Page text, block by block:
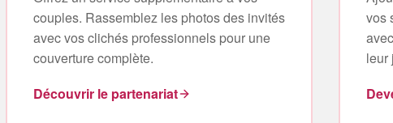
couples. Rassemblez les photos des invités
avec vos clichés professionnels pour une
couverture complète.
Découvrir le partenariat
vos
leur